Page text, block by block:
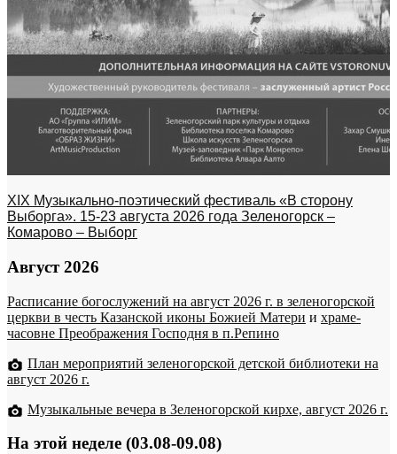
XIX Музыкально-поэтический фестиваль «В сторону
Выборга». 15-23 августа 2026 года Зеленогорск –
Комарово – Выборг
Август 2026
Расписание богослужений на август 2026 г. в зеленогорской
церкви в честь Казанской иконы Божией Матери и храме-
часовне Преображения Господня в п.Репино
План мероприятий зеленогорской детской библиотеки на
август 2026 г.
Музыкальные вечера в Зеленогорской кирхе, август 2026 г.
На этой неделе (03.08-09.08)